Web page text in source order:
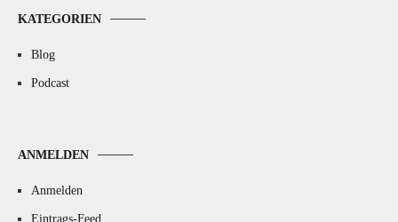
KATEGORIEN
Blog
Podcast
ANMELDEN
Anmelden
Eintrags-Feed